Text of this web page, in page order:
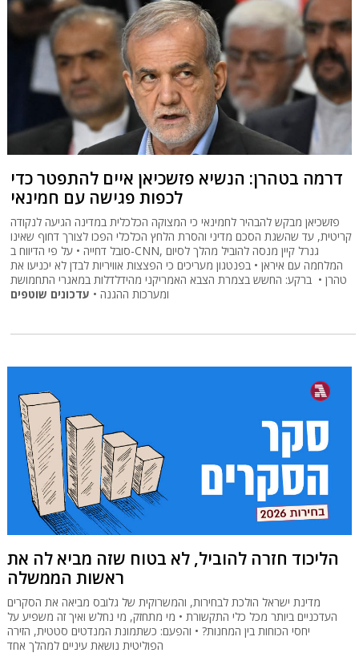
דרמה בטהרן: הנשיא פזשכיאן איים להתפטר כדי
לכפות פגישה עם חמינאי
פזשכיאן מבקש להבהיר לחמינאי כי המצוקה הכלכלית במדינה הגיעה לנקודה
קריטית, עד שהשגת הסכם מדיני והסרת הלחץ הכלכלי הפכו לצורך דחוף שאינו
סובל דחייה • על פי הדיווח ב-CNN, גנרל קיין מנסה להוביל מהלך לסיום
המלחמה עם איראן • בפנטגון מעריכים כי הפצצות אוויריות לבדן לא יכניעו את
טהרן • ברקע: החשש בצמרת הצבא האמריקני מהידלדלות במאגרי התחמושת
ומערכות ההגנה • עדכונים שוטפים
הליכוד חזרה להוביל, לא בטוח שזה מביא לה את
ראשות הממשלה
מדינת ישראל הולכת לבחירות, והמשרוקית של גלובס מביאה את הסקרים
העדכניים ביותר מכל כלי התקשורת • מי מתחזק, מי נחלש ואיך זה משפיע על
יחסי הכוחות בין המחנות? • והפעם: כשתמונת המנדטים סטטית, הזירה
הפוליטית נושאת עיניים למהלך אחד